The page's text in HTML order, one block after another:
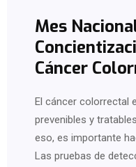
Mes
Cáncer
El cáncer colorrectal
prevenibles y
eso, es importante
Las pruebas de